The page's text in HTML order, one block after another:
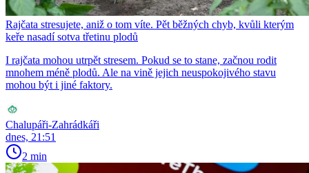
Rajčata stresujete, aniž o tom víte. Pět běžných chyb, kvůli kterým
keře nasadí sotva třetinu plodů
I rajčata mohou utrpět stresem. Pokud se to stane, začnou rodit
mnohem méně plodů. Ale na vině jejich neuspokojivého stavu
mohou být i jiné faktory.
Chalupáři-Zahrádkáři
dnes, 21:51
2 min